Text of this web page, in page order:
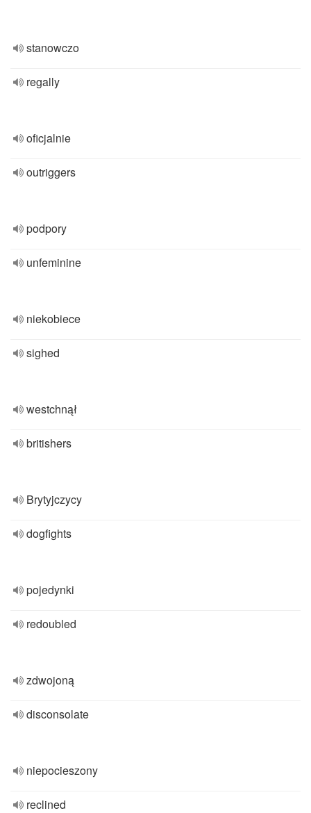
stanowczo
regally
oficjalnie
outriggers
podpory
unfeminine
niekobiece
sighed
westchnął
britishers
Brytyjczycy
dogfights
pojedynki
redoubled
zdwojoną
disconsolate
niepocieszony
reclined